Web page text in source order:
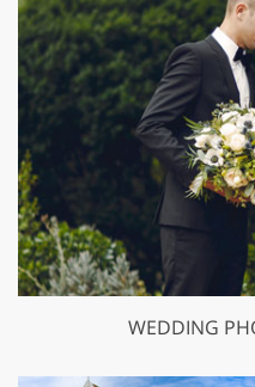
WEDDING